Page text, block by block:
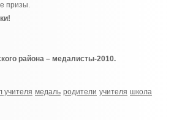
призы.
района – медалисты-2010.
учителя медаль родители учителя школа